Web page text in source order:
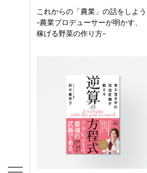
これからの「農業」の話をしよう
-農業プロデューサーが明かす、
稼げる野菜の作り方-